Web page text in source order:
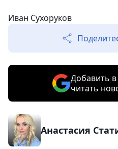
Иван Сухоруков
Добавить
читать
Анастасия